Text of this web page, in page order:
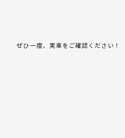
ぜひ一度、実車をご確認ください！